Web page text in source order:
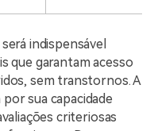
indispensável
que garantam acesso
sem transtornos. A
sua capacidade
criteriosas